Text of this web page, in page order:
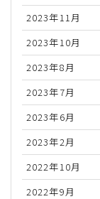
2023年11月
2023年10月
2023年8月
2023年7月
2023年6月
2023年2月
2022年10月
2022年9月